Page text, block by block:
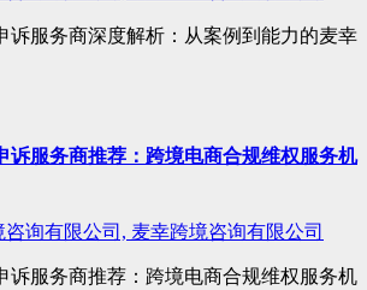
诉服务商深度解析：从案例到能力的麦幸
诉服务商推荐：跨境电商合规维权服务机
咨询有限公司, 麦幸跨境咨询有限公司
诉服务商推荐：跨境电商合规维权服务机